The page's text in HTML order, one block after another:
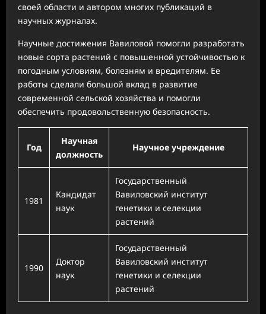
своей области и автором многих публикаций в
научных журналах.
Научные достижения Вавиловой помогли разработать
новые сорта растений с повышенной устойчивостью к
погодным условиям, болезням и вредителям. Ее
работы сделали большой вклад в развитие
современной сельской хозяйства и помогли
обеспечить продовольственную безопасность.
Год
Научная
должность
Научное учреждение
1981
Кандидат
наук
Государственный
Вавиловский институт
генетики и селекции
растений
1990
Доктор
наук
Государственный
Вавиловский институт
генетики и селекции
растений